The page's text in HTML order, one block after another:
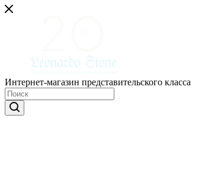
Интернет-магазин представительского класса